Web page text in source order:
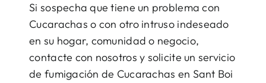
Si sospecha que tiene un problema con
Cucarachas o con otro intruso indeseado
en su hogar, comunidad o negocio,
contacte con nosotros y solicite un servicio
de fumigación de Cucarachas en Sant Boi